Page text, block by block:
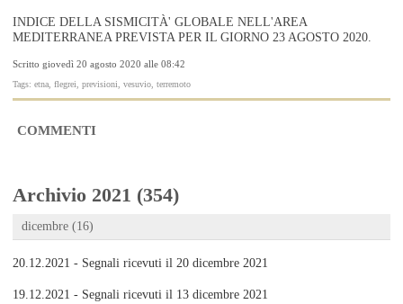
INDICE DELLA SISMICITÀ' GLOBALE NELL'AREA
MEDITERRANEA PREVISTA PER IL GIORNO 23 AGOSTO 2020.
Scritto giovedì 20 agosto 2020 alle 08:42
Tags: etna, flegrei, previsioni, vesuvio, terremoto
COMMENTI
Archivio 2021 (354)
dicembre (16)
20.12.2021 - Segnali ricevuti il 20 dicembre 2021
19.12.2021 - Segnali ricevuti il 13 dicembre 2021